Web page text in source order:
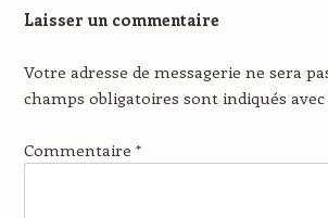
Laisser un commentaire
Votre adresse de messagerie ne sera
champs obligatoires sont indiqués avec
Commentaire *